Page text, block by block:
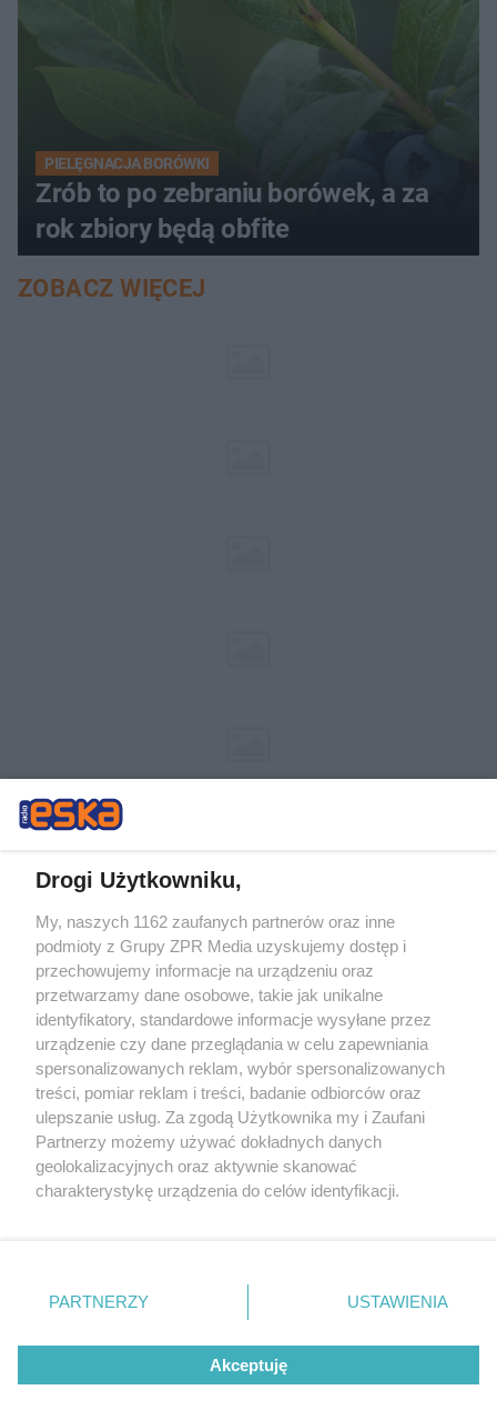
PIELĘGNACJA BORÓWKI
Zrób to po zebraniu borówek, a za
rok zbiory będą obfite
ZOBACZ WIĘCEJ
Żaden utwór zamieszczony w serwisie nie może być powielany i
rozpowszechniany lub dalej rozpowszechniany w jakikolwiek sposób (w
tym także elektroniczny lub mechaniczny) na jakimkolwiek polu
eksploatacji w jakiejkolwiek formie, włącznie z umieszczaniem w
Internecie bez pisemnej zgody właściciela praw. Jakiekolwiek użycie lub
wykorzystanie utworów w całości lub w części z naruszeniem prawa,
tzn. bez właściwej zgody, jest zabronione pod groźbą kary i może być
ścigane prawnie.
© 2026 Grupa ZPR Media
Drogi Użytkowniku,
My, naszych 1162 zaufanych partnerów oraz inne
podmioty z Grupy ZPR Media uzyskujemy dostęp i
przechowujemy informacje na urządzeniu oraz
przetwarzamy dane osobowe, takie jak unikalne
identyfikatory, standardowe informacje wysyłane przez
urządzenie czy dane przeglądania w celu zapewniania
spersonalizowanych reklam, wybór spersonalizowanych
treści, pomiar reklam i treści, badanie odbiorców oraz
ulepszanie usług. Za zgodą Użytkownika my i Zaufani
Partnerzy możemy używać dokładnych danych
geolokalizacyjnych oraz aktywnie skanować
charakterystykę urządzenia do celów identyfikacji.
zmienić/wycofać klikając przycisk ustawień prywatności
znajdujący się w lewym dolnym rogu strony
rodzaje przetwarzania danych nie wymagają zgody
użytkownika, ale masz prawo sprzeciwić się takiemu
przetwarzaniu. Preferencje będą miały zastosowanie tylko
PARTNERZY USTAWIENIA
Akceptuję